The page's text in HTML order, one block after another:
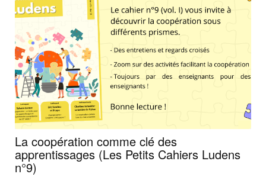
La coopération comme clé des
apprentissages (Les Petits Cahiers Ludens
n°9)